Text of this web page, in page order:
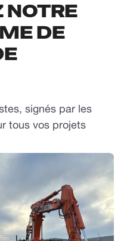
NOTRE
DE
signés par les
tous vos projets